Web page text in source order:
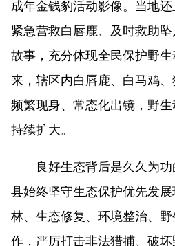
成年金钱豹活动影像。当地
紧急营救白唇鹿、及时救助
故事，充分体现全民保护野
来，辖区内白唇鹿、白马鸡
频繁现身、常态化出镜，野
持续扩大。
良好生态背后是久久为功
县始终坚守生态保护优先发
林、生态修复、环境整治、